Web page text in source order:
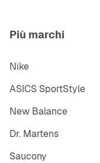
Più marchi
Nike
ASICS SportStyle
New Balance
Dr. Martens
Saucony